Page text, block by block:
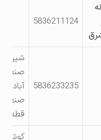
5836211124
5836233235
شیروان ناحیه
صنعتی امیر
آباد خیابان
صنعت 4
قطعه603